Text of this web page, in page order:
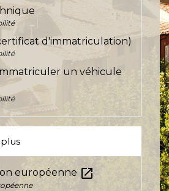
d'immatriculation)
un véhicule
européenne open_in_new